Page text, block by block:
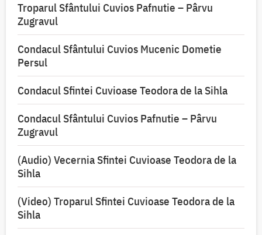
Troparul Sfântului Cuvios Pafnutie – Pârvu
Zugravul
Condacul Sfântului Cuvios Mucenic Dometie
Persul
Condacul Sfintei Cuvioase Teodora de la Sihla
Condacul Sfântului Cuvios Pafnutie – Pârvu
Zugravul
(Audio) Vecernia Sfintei Cuvioase Teodora de la
Sihla
(Video) Troparul Sfintei Cuvioase Teodora de la
Sihla